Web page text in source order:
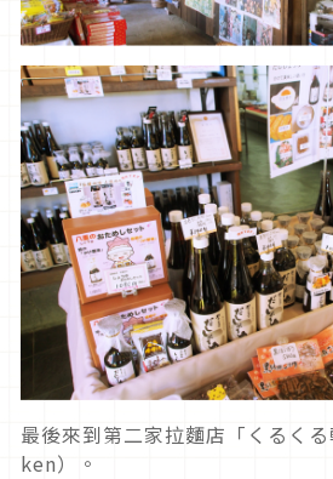
最後來到第二家拉麵店「くるく
ken）。